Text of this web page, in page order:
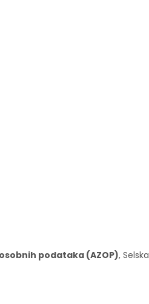
podataka (AZOP), Selska